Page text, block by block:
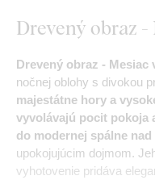
Drevený obraz -
Drevený obraz - Mesiac
nočnej oblohy s divokou
majestátne hory a
vyvolávajú pocit pokoja
do modernej spálne
upokojujúcim dojmom.
vyhotovenie pridáva